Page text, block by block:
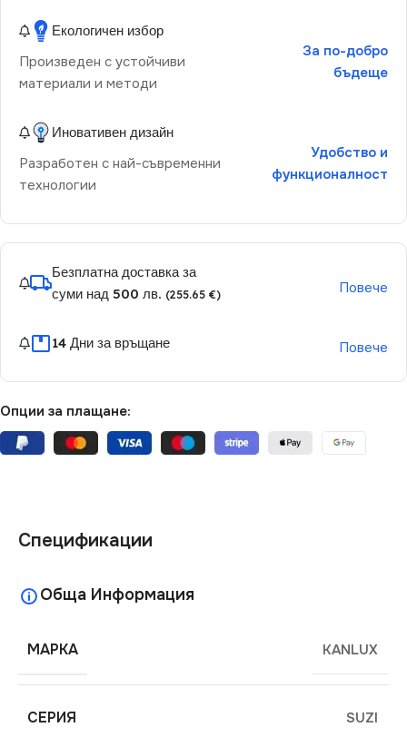
Екологичен избор
Произведен с устойчиви
материали и методи
За по-добро
бъдеще
Иновативен дизайн
Разработен с най-съвременни
технологии
Удобство и
функционалност
Безплатна доставка за
суми над 500 лв. (255.65 €) Повече
14 Дни за връщане Повече
Опции за плащане:
Спецификации
Обща Информация
МАРКА KANLUX
СЕРИЯ SUZI